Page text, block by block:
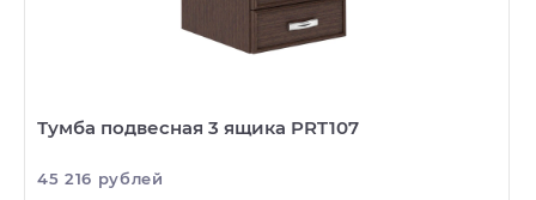
Тумба подвесная 3 ящика PRT107
45 216 рублей